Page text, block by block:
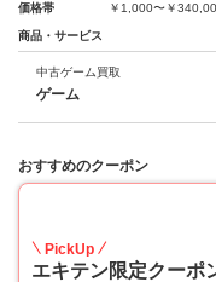
価格帯
￥1,000〜￥
商品・サービス
中古ゲーム買取
ゲーム
おすすめのクーポン
PickUp
エキテン限定クーポ